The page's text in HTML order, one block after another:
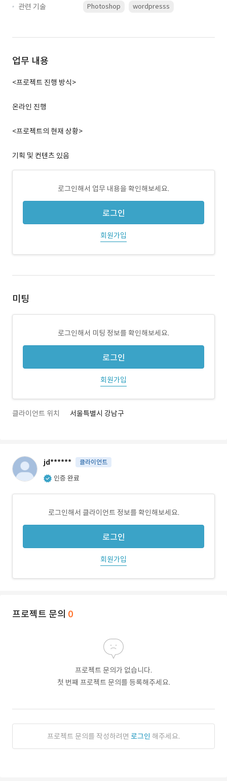
관련 기술
Photoshop wordpresss
업무 내용
<프로젝트 진행 방식>
온라인 진행
<프로젝트의 현재 상황>
기획 및 컨텐츠 있음
로그인해서 업무 내용을 확인해보세요.
로그인
회원가입
미팅
로그인해서 미팅 정보를 확인해보세요.
로그인
회원가입
클라이언트 위치 서울특별시 강남구
jd****** 클라이언트
인증 완료
로그인해서 클라이언트 정보를 확인해보세요.
로그인
회원가입
프로젝트 문의 0
프로젝트 문의가 없습니다.
첫 번째 프로젝트 문의를 등록해주세요.
프로젝트 문의를 작성하려면 로그인 해주세요.